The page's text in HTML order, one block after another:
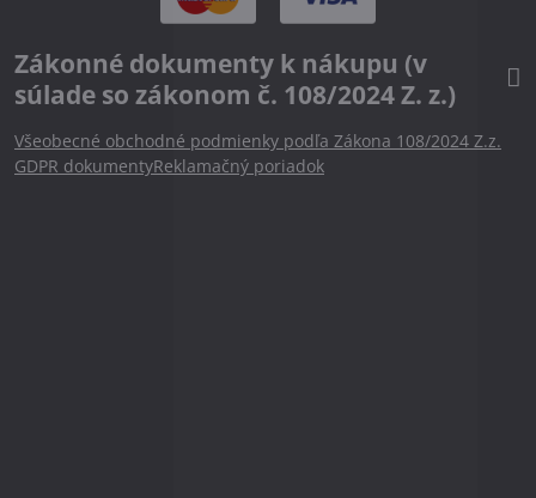
Zákonné dokumenty k nákupu (v
súlade so zákonom č. 108/2024 Z. z.)
Všeobecné obchodné podmienky podľa Zákona 108/2024 Z.z.
GDPR dokumentyReklamačný poriadok